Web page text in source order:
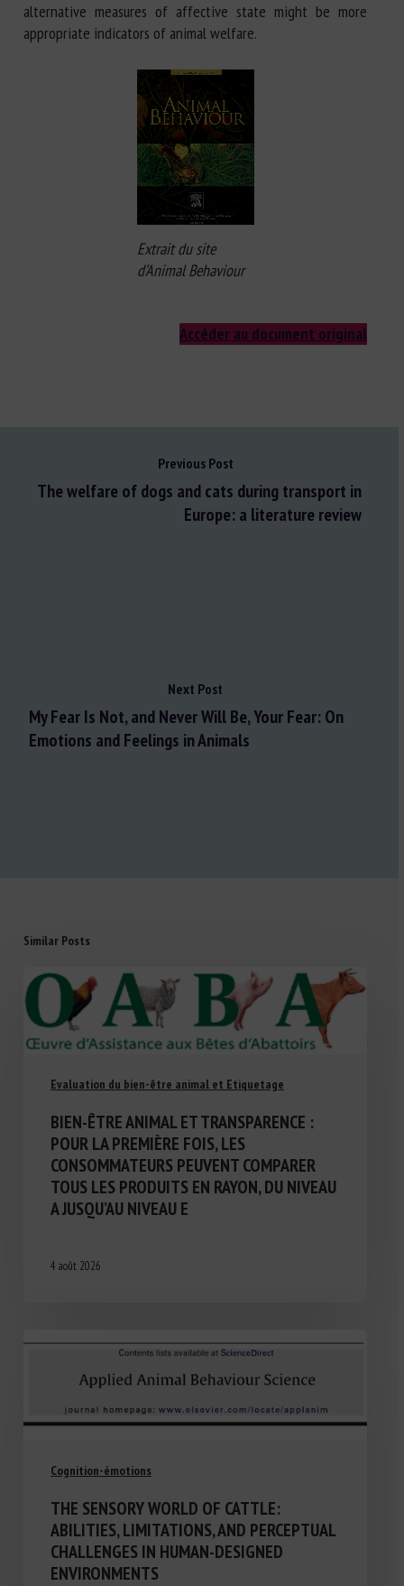
alternative measures of affective state might be more
appropriate indicators of animal welfare.
Extrait du site
d’Animal Behaviour
Accéder au document original
Previous Post
The welfare of dogs and cats during transport in
Europe: a literature review
Next Post
My Fear Is Not, and Never Will Be, Your Fear: On
Emotions and Feelings in Animals
Similar Posts
Evaluation du bien-être animal et Etiquetage
BIEN-ÊTRE ANIMAL ET TRANSPARENCE :
POUR LA PREMIÈRE FOIS, LES
CONSOMMATEURS PEUVENT COMPARER
TOUS LES PRODUITS EN RAYON, DU NIVEAU
A JUSQU’AU NIVEAU E
4 août 2026
Cognition-émotions
THE SENSORY WORLD OF CATTLE:
ABILITIES, LIMITATIONS, AND PERCEPTUAL
CHALLENGES IN HUMAN-DESIGNED
ENVIRONMENTS